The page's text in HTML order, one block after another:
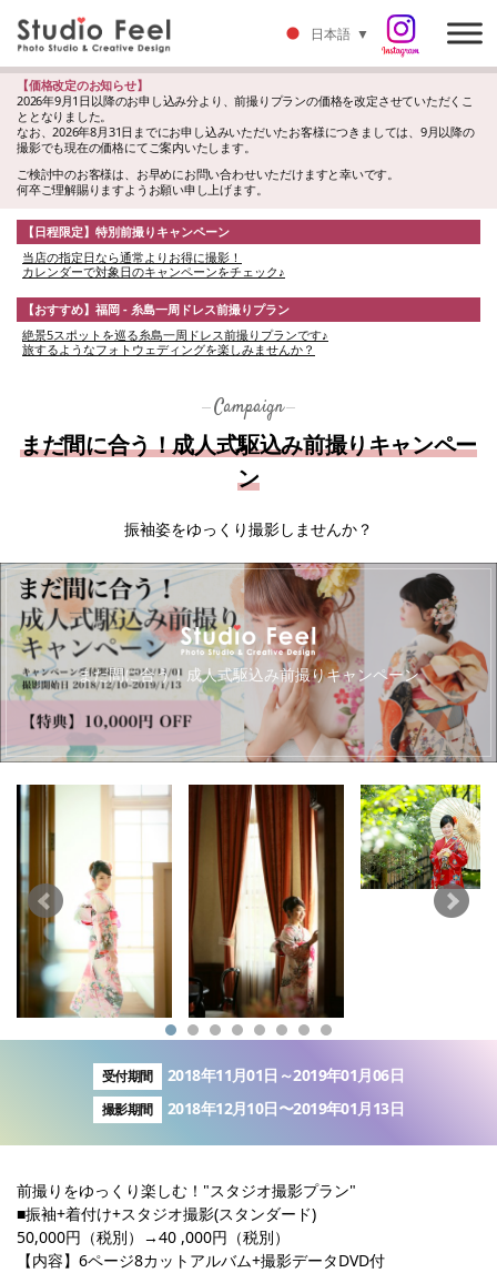
【価格改定のお知らせ】
2026年9月1日以降のお申し込み分より、前撮りプランの価格を改定させていただくこ
ととなりました。
なお、2026年8月31日までにお申し込みいただいたお客様につきましては、9月以降の
撮影でも現在の価格にてご案内いたします。
ご検討中のお客様は、お早めにお問い合わせいただけますと幸いです。
何卒ご理解賜りますようお願い申し上げます。
【日程限定】特別前撮りキャンペーン
当店の指定日なら通常よりお得に撮影！
カレンダーで対象日のキャンペーンをチェック♪
【おすすめ】福岡 - 糸島一周ドレス前撮りプラン
絶景5スポットを巡る糸島一周ドレス前撮りプランです♪
旅するようなフォトウェディングを楽しみませんか？
Campaign
まだ間に合う！成人式駆込み前撮りキャンペー
ン
振袖姿をゆっくり撮影しませんか？
まだ間に合う！成人式駆込み前撮りキャンペーン
受付期間 2018年11月01日～2019年01月06日
撮影期間 2018年12月10日〜2019年01月13日
前撮りをゆっくり楽しむ！"スタジオ撮影プラン"
■振袖+着付け+スタジオ撮影(スタンダード)
50,000円（税別）→40 ,000円（税別）
【内容】6ページ8カットアルバム+撮影データDVD付
日本語 ▼